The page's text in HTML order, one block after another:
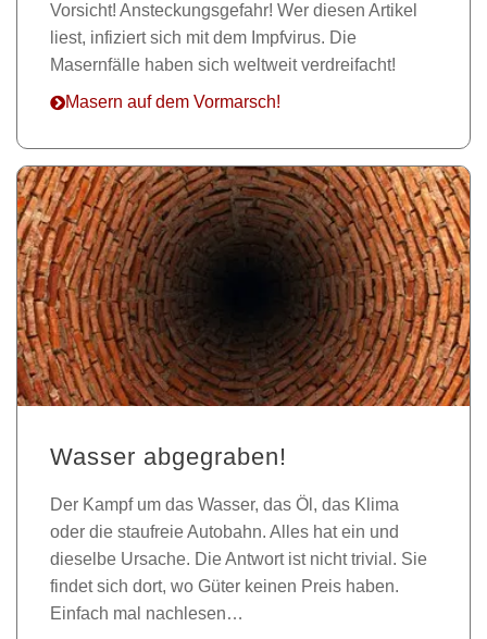
Vorsicht! Ansteckungsgefahr! Wer diesen Artikel
liest, infiziert sich mit dem Impfvirus. Die
Masernfälle haben sich weltweit verdreifacht!
Masern auf dem Vormarsch!
Wasser abgegraben!
Der Kampf um das Wasser, das Öl, das Klima
oder die staufreie Autobahn. Alles hat ein und
dieselbe Ursache. Die Antwort ist nicht trivial. Sie
findet sich dort, wo Güter keinen Preis haben.
Einfach mal nachlesen…